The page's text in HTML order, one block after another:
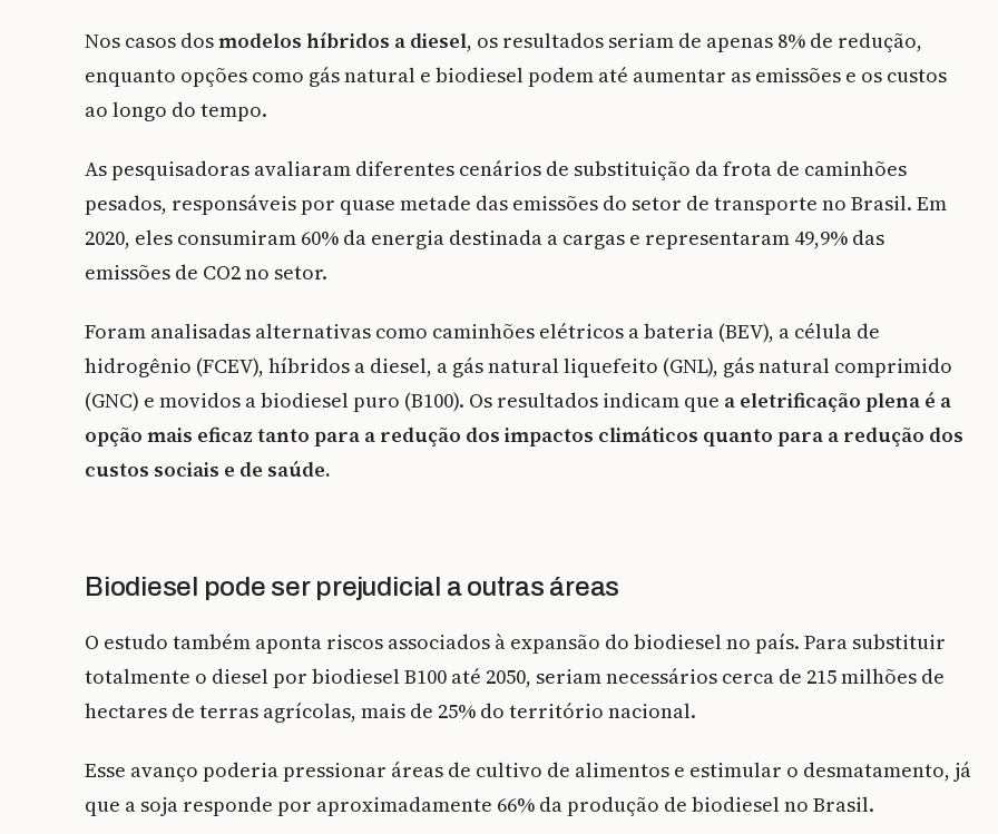
Nos casos dosmodelos híbridos a diesel, os resultados seriam de apenas 8% de redução,
enquanto opções como gás natural e biodiesel podem até aumentar as emissões e os custos
ao longo do tempo.
As pesquisadoras avaliaram diferentes cenários de substituição da frota de caminhões
pesados, responsáveis por quase metade das emissões do setor de transporte no Brasil. Em
2020, eles consumiram 60% da energia destinada a cargas e representaram 49,9% das
emissões de CO2 no setor.
Foram analisadas alternativas como caminhões elétricos a bateria (BEV), a célula de
hidrogênio (FCEV), híbridos a diesel, a gás natural liquefeito (GNL), gás natural comprimido
(GNC) e movidos a biodiesel puro (B100). Os resultados indicam que a eletrificação plena é a
opção mais eficaz tanto para a redução dos impactos climáticos quanto para a redução dos
custos sociais e de saúde.
Biodiesel pode ser prejudicial a outras áreas
O estudo também aponta riscos associados à expansão do biodiesel no país. Para substituir
totalmente o diesel por biodiesel B100 até 2050, seriam necessários cerca de 215 milhões de
hectares de terras agrícolas, mais de 25% do território nacional.
Esse avanço poderia pressionar áreas de cultivo de alimentos e estimular o desmatamento, já
que a soja responde por aproximadamente 66% da produção de biodiesel no Brasil.